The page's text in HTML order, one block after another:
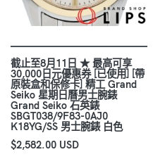
截止至8月11日 ★ 最高可享
30,000日元優惠券 [已使用] [帶
原裝盒和保修卡] 精工 Grand
Seiko 星期日曆男士腕錶
Grand Seiko 石英錶
SBGT038/9F83-0AJ0
K18YG/SS 男士腕錶 白色
$2,582.00 USD